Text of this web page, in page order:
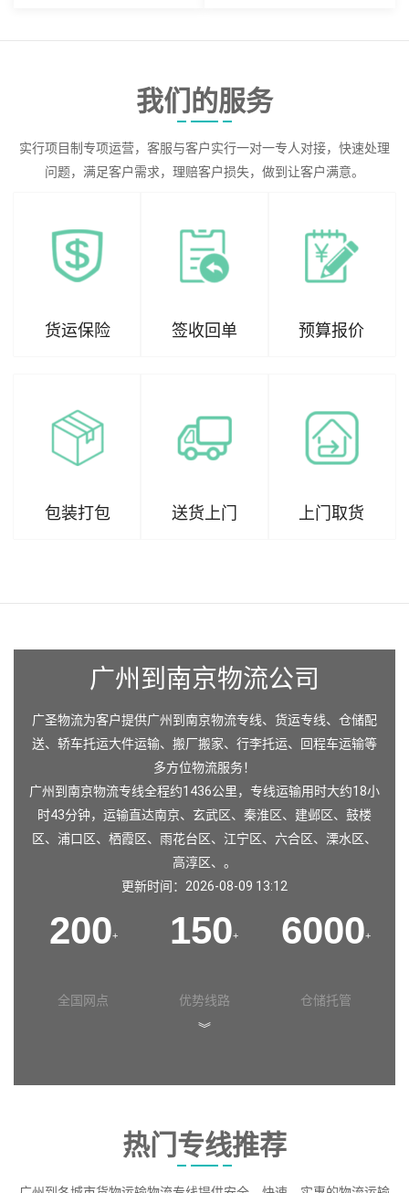
我们的服务
实行项目制专项运营，客服与客户实行一对一专人对接，快速处理
问题，满足客户需求，理赔客户损失，做到让客户满意。
货运保险 签收回单 预算报价
包装打包 送货上门 上门取货
广州到南京物流公司
广圣物流为客户提供广州到南京物流专线、货运专线、仓储配
送、轿车托运大件运输、搬厂搬家、行李托运、回程车运输等
多方位物流服务！
广州到南京物流专线全程约1436公里，专线运输用时大约18小
时43分钟，运输直达南京、 玄武区、 秦淮区、 建邺区、 鼓楼
区、 浦口区、 栖霞区、 雨花台区、 江宁区、 六合区、 溧水区、
高淳区、。
更新时间：2026-08-09 13:12
200+
全国网点
150+
优势线路
6000+
仓储托管
︾
热门专线推荐